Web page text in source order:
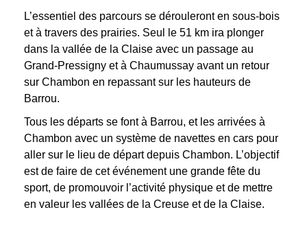
L’essentiel des parcours se dérouleront en sous-bois
et à travers des prairies. Seul le 51 km ira plonger
dans la vallée de la Claise avec un passage au
Grand-Pressigny et à Chaumussay avant un retour
sur Chambon en repassant sur les hauteurs de
Barrou.
Tous les départs se font à Barrou, et les arrivées à
Chambon avec un système de navettes en cars pour
aller sur le lieu de départ depuis Chambon. L’objectif
est de faire de cet événement une grande fête du
sport, de promouvoir l’activité physique et de mettre
en valeur les vallées de la Creuse et de la Claise.